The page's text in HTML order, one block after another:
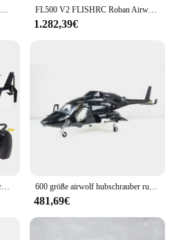
600-Größe Airwolf Scale Rumpf Glasfaser RC Hubschraubergehäuse mit Mechaniker FL500 V2 FLISHRC Roban Airwolf 500-Größe Hubschrauber Maßstab 6CH RC Hubschrauber GPS mit Flugsteuerung RTF BNF Hobby, Outdoor-Spaß
1.282,39€
Esky 150bl v3 4ch mini waage airwolf höhe halten 6 dof fxz flug controller flyb arless rc hubschrauber rtf 600 größe airwolf hubschrauber rumpf glasfaser körper copter abdeckung
481,69€